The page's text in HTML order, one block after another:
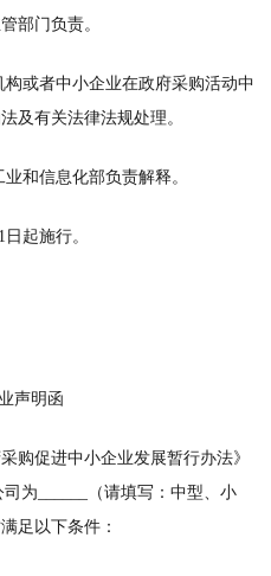
部门负责。
或者中小企业在政府采购活动中
及有关法律法规处理。
和信息化部负责解释。
起施行。
声明函
促进中小企业发展暂行办法》
为______（请填写：中型、小
足以下条件：